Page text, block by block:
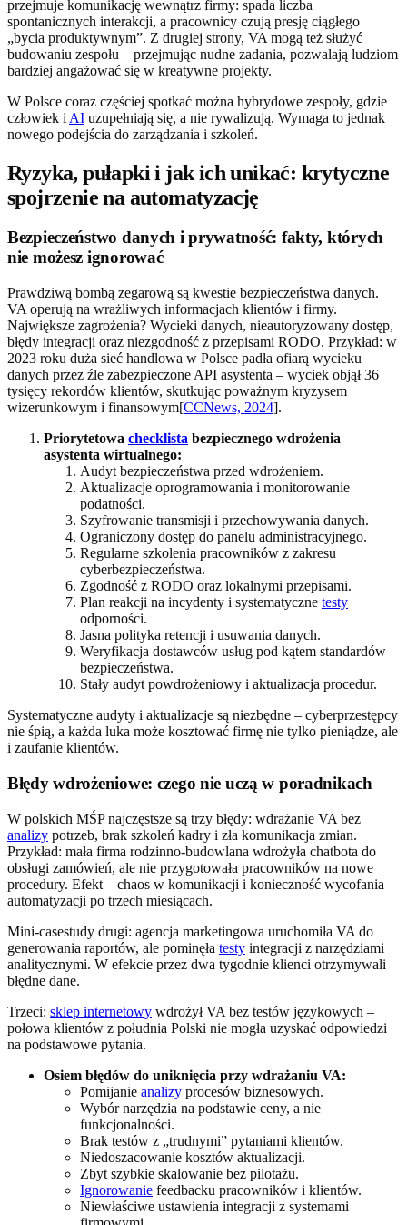
przejmuje komunikację wewnątrz firmy: spada liczba
spontanicznych interakcji, a pracownicy czują presję ciągłego
„bycia produktywnym”. Z drugiej strony, VA mogą też służyć
budowaniu zespołu – przejmując nudne zadania, pozwalają ludziom
bardziej angażować się w kreatywne projekty.
W Polsce coraz częściej spotkać można hybrydowe zespoły, gdzie
człowiek i AI uzupełniają się, a nie rywalizują. Wymaga to jednak
nowego podejścia do zarządzania i szkoleń.
Ryzyka, pułapki i jak ich unikać: krytyczne
spojrzenie na automatyzację
Bezpieczeństwo danych i prywatność: fakty, których
nie możesz ignorować
Prawdziwą bombą zegarową są kwestie bezpieczeństwa danych.
VA operują na wrażliwych informacjach klientów i firmy.
Największe zagrożenia? Wycieki danych, nieautoryzowany dostęp,
błędy integracji oraz niezgodność z przepisami RODO. Przykład: w
2023 roku duża sieć handlowa w Polsce padła ofiarą wycieku
danych przez źle zabezpieczone API asystenta – wyciek objął 36
tysięcy rekordów klientów, skutkując poważnym kryzysem
wizerunkowym i finansowym[CCNews, 2024].
Priorytetowa checklista bezpiecznego wdrożenia
asystenta wirtualnego:
Audyt bezpieczeństwa przed wdrożeniem.
Aktualizacje oprogramowania i monitorowanie
podatności.
Szyfrowanie transmisji i przechowywania danych.
Ograniczony dostęp do panelu administracyjnego.
Regularne szkolenia pracowników z zakresu
cyberbezpieczeństwa.
Zgodność z RODO oraz lokalnymi przepisami.
Plan reakcji na incydenty i systematyczne testy
odporności.
Jasna polityka retencji i usuwania danych.
Weryfikacja dostawców usług pod kątem standardów
bezpieczeństwa.
Stały audyt powdrożeniowy i aktualizacja procedur.
Systematyczne audyty i aktualizacje są niezbędne – cyberprzestępcy
nie śpią, a każda luka może kosztować firmę nie tylko pieniądze, ale
i zaufanie klientów.
Błędy wdrożeniowe: czego nie uczą w poradnikach
W polskich MŚP najczęstsze są trzy błędy: wdrażanie VA bez
analizy potrzeb, brak szkoleń kadry i zła komunikacja zmian.
Przykład: mała firma rodzinno-budowlana wdrożyła chatbota do
obsługi zamówień, ale nie przygotowała pracowników na nowe
procedury. Efekt – chaos w komunikacji i konieczność wycofania
automatyzacji po trzech miesiącach.
Mini-casestudy drugi: agencja marketingowa uruchomiła VA do
generowania raportów, ale pominęła testy integracji z narzędziami
analitycznymi. W efekcie przez dwa tygodnie klienci otrzymywali
błędne dane.
Trzeci: sklep internetowy wdrożył VA bez testów językowych –
połowa klientów z południa Polski nie mogła uzyskać odpowiedzi
na podstawowe pytania.
Osiem błędów do uniknięcia przy wdrażaniu VA:
Pomijanie analizy procesów biznesowych.
Wybór narzędzia na podstawie ceny, a nie
funkcjonalności.
Brak testów z „trudnymi” pytaniami klientów.
Niedoszacowanie kosztów aktualizacji.
Zbyt szybkie skalowanie bez pilotażu.
Ignorowanie feedbacku pracowników i klientów.
Niewłaściwe ustawienia integracji z systemami